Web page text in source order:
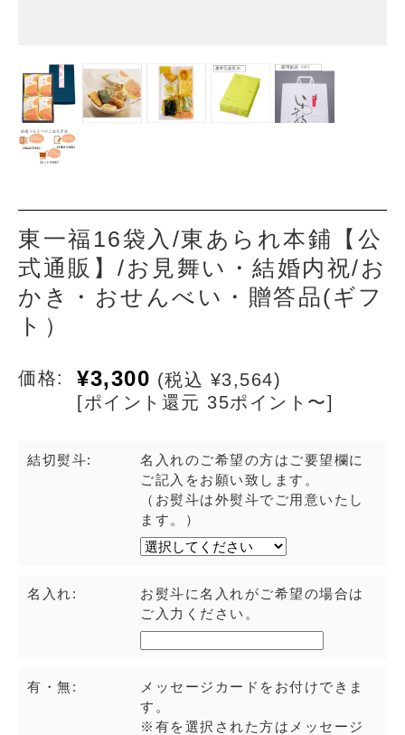
東一福16袋入/東あられ本鋪【公
式通販】/お見舞い・結婚内祝/お
かき・おせんべい・贈答品(ギフ
ト）
価格: ¥3,300 (税込 ¥3,564)
[ポイント還元 35ポイント〜]
結切熨斗:
名入れのご希望の方はご要望欄に
ご記入をお願い致します。
（お熨斗は外熨斗でご用意いたし
ます。）
名入れ:
お熨斗に名入れがご希望の場合は
ご入力ください。
有・無:
メッセージカードをお付けできま
す。
※有を選択された方はメッセージ